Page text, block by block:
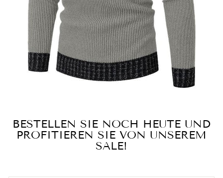
BESTELLEN SIE NOCH HEUTE UND
PROFITIEREN SIE VON UNSEREM
SALE!